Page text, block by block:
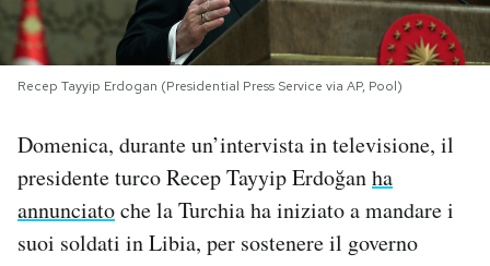
NEWSLETTER
I MIEI PREFERITI
SHOP
CALENDARIO
Recep Tayyip Erdogan (Presidential Press Service via AP, Pool)
Domenica, durante un’intervista in televisione, il
presidente turco Recep Tayyip Erdoğanha
annunciatoche la Turchia ha iniziato a mandare i
suoi soldati in Libia, per sostenere il governo